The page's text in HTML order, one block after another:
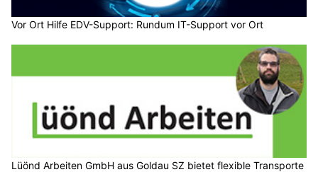
Vor Ort Hilfe EDV-Support: Rundum IT-Support vor Ort
Lüönd Arbeiten GmbH aus Goldau SZ bietet flexible Transporte